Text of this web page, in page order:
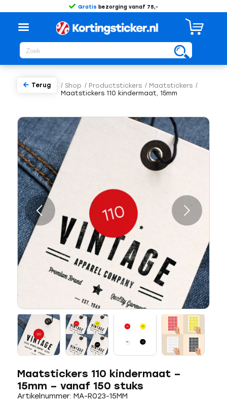
Gratis bezorging vanaf 75,-
/ Shop / Productstickers / Maatstickers /
Maatstickers 110 kindermaat, 15mm
Terug
Volgende
Maatstickers 110 kindermaat –
15mm – vanaf 150 stuks
Artikelnummer: MA-R023-15MM